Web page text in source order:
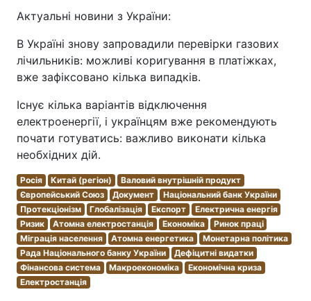
Актуальні новини з України:
В Україні знову запровадили перевірки газових
лічильників: можливі коригування в платіжках,
вже зафіксовано кілька випадків.
Існує кілька варіантів відключення
електроенергії, і українцям вже рекомендують
почати готуватись: важливо виконати кілька
необхідних дій.
Росія Китай (регіон)
Валовий внутрішній продукт
Європейський Союз
Документ
Національний банк України
Протекціонізм
Глобалізація Експорт
Електрична енергія
Ризик
Атомна електростанція Економіка
Ринок праці
Міграція населення
Атомна енергетика
Монетарна політика
Рада Національного банку України
Дефіцитні видатки
Фінансова система
Макроекономіка
Економічна криза
Електростанція